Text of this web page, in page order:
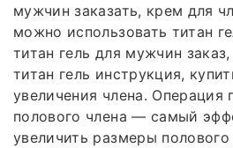
мужчин заказать, крем для
можно использовать титан
титан гель для мужчин
титан гель инструкция,
увеличения члена. Операция
полового члена — самый
увеличить размеры